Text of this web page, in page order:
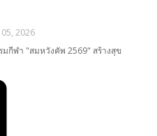
2026
กีฬา "สมหวังคัพ 2569" สร้างสุข